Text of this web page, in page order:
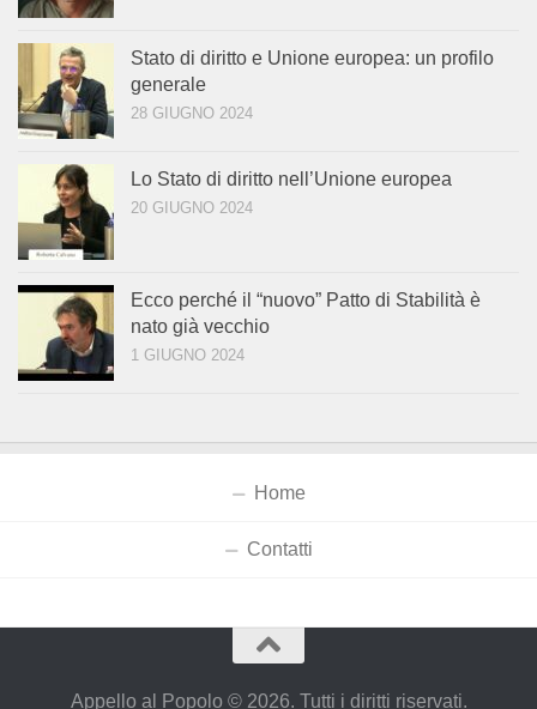
Stato di diritto e Unione europea: un profilo
generale
28 GIUGNO 2024
Lo Stato di diritto nell’Unione europea
20 GIUGNO 2024
Ecco perché il “nuovo” Patto di Stabilità è
nato già vecchio
1 GIUGNO 2024
Home
Contatti
Appello al Popolo © 2026. Tutti i diritti riservati.